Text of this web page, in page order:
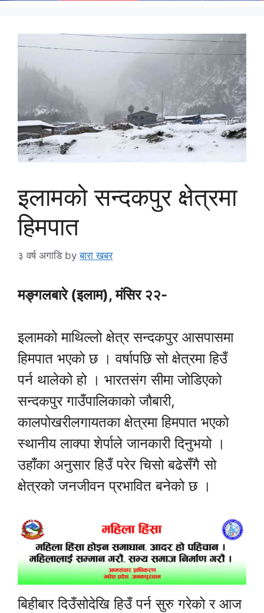
इलामको सन्दकपुर क्षेत्रमा
हिमपात
३ वर्ष अगाडि byबारा खबर
मङ्गलबारे (इलाम), मंसिर २२-
इलामको माथिल्लो क्षेत्र सन्दकपुर आसपासमा
हिमपात भएको छ । वर्षापछि सो क्षेत्रमा हिउँ
पर्न थालेको हो । भारतसंग सीमा जोडिएको
सन्दकपुर गाउँपालिकाको जौबारी,
कालपोखरीलगायतका क्षेत्रमा हिमपात भएको
स्थानीय लाक्पा शेर्पाले जानकारी दिनुभयो ।
उहाँका अनुसार हिउँ परेर चिसो बढेसँगै सो
क्षेत्रको जनजीवन प्रभावित बनेको छ ।
बिहीबार दिउँसोदेखि हिउँ पर्न सुरु गरेको र आज